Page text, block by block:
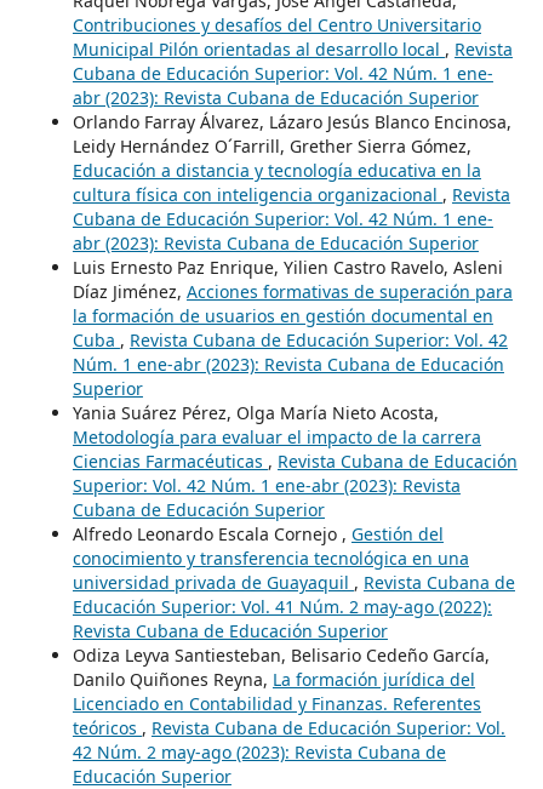
Contribuciones y desafíos del Centro Universitario
Municipal Pilón orientadas al desarrollo local , Revista
Cubana de Educación Superior: Vol. 42 Núm. 1 ene-
abr (2023): Revista Cubana de Educación Superior
Orlando Farray Álvarez, Lázaro Jesús Blanco Encinosa,
Leidy Hernández O´Farrill, Grether Sierra Gómez,
Educación a distancia y tecnología educativa en la
cultura física con inteligencia organizacional , Revista
Cubana de Educación Superior: Vol. 42 Núm. 1 ene-
abr (2023): Revista Cubana de Educación Superior
Luis Ernesto Paz Enrique, Yilien Castro Ravelo, Asleni
Díaz Jiménez, Acciones formativas de superación para
la formación de usuarios en gestión documental en
Cuba , Revista Cubana de Educación Superior: Vol. 42
Núm. 1 ene-abr (2023): Revista Cubana de Educación
Superior
Yania Suárez Pérez, Olga María Nieto Acosta,
Metodología para evaluar el impacto de la carrera
Ciencias Farmacéuticas , Revista Cubana de Educación
Superior: Vol. 42 Núm. 1 ene-abr (2023): Revista
Cubana de Educación Superior
Alfredo Leonardo Escala Cornejo , Gestión del
conocimiento y transferencia tecnológica en una
universidad privada de Guayaquil , Revista Cubana de
Educación Superior: Vol. 41 Núm. 2 may-ago (2022):
Revista Cubana de Educación Superior
Odiza Leyva Santiesteban, Belisario Cedeño García,
Danilo Quiñones Reyna, La formación jurídica del
Licenciado en Contabilidad y Finanzas. Referentes
teóricos , Revista Cubana de Educación Superior: Vol.
42 Núm. 2 may-ago (2023): Revista Cubana de
Educación Superior